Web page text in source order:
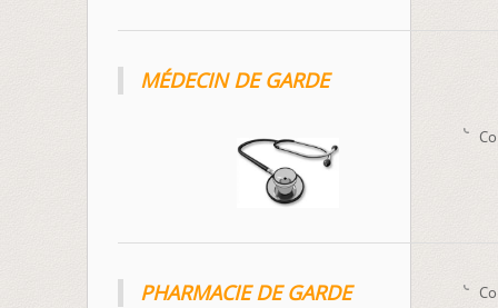
MÉDECIN DE GARDE
PHARMACIE DE GARDE